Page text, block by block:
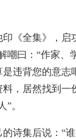
《全集》，启
嘲曰：“作家、
违背您的意志
，居然找到一
。
诗集后说：“谁